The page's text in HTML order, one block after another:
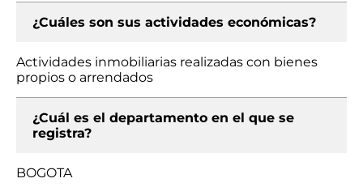
¿Cuáles son sus actividades económicas?
Actividades inmobiliarias realizadas con bienes
propios o arrendados
¿Cuál es el departamento en el que se
registra?
BOGOTA